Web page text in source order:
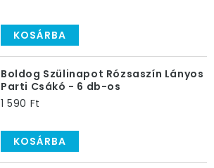
KOSÁRBA
Boldog Szülinapot Rózsaszín Lányos
Parti Csákó - 6 db-os
1 590 Ft
KOSÁRBA